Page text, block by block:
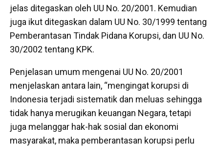
jelas ditegaskan oleh UU No. 20/2001. Kemudian
juga ikut ditegaskan dalam UU No. 30/1999 tentang
Pemberantasan Tindak Pidana Korupsi, dan UU No.
30/2002 tentang KPK.
Penjelasan umum mengenai UU No. 20/2001
menjelaskan antara lain, “mengingat korupsi di
Indonesia terjadi sistematik dan meluas sehingga
tidak hanya merugikan keuangan Negara, tetapi
juga melanggar hak-hak sosial dan ekonomi
masyarakat, maka pemberantasan korupsi perlu